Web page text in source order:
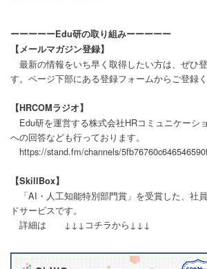
ーーーーーEdu研の取り組みーーーーー
【メールマガジン登録】
最新の情報をいち早く取得したい方は、ぜひ
す。ページ下部にある登録フォームからご登録く
【HRCOMラジオ】
Edu研を運営する株式会社HRコミュニケーシ
への回答なども行っております。
https://stand.fm/channels/
【SkillBox】
「AI・人工知能特別部門賞」を受賞した、社
ドサービスです。
詳細は ↓↓↓コチラから↓↓↓